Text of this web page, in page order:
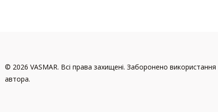
© 2026 VASMAR. Всі права захищені. Заборонено використання
автора.